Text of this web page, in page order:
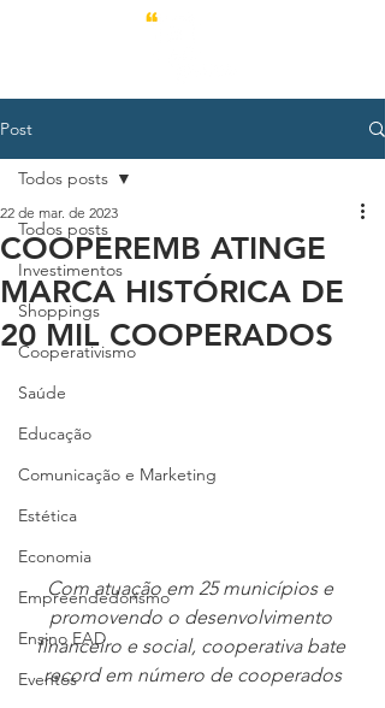
Post
Todos posts
Investimentos
Shoppings
Cooperativismo
Saúde
Educação
Comunicação e Marketing
Estética
Economia
Empreendedorismo
Ensino EAD
Eventos
Todos posts
COOPEREMB ATINGE
MARCA HISTÓRICA DE
20 MIL COOPERADOS
22 de mar. de 2023
Com atuação em 25 municípios e
promovendo o desenvolvimento
financeiro e social, cooperativa bate
record em número de cooperados